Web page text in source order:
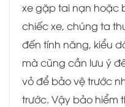
xe gặp tai nạn hoặc
chiếc xe, chúng ta
đến tính năng, kiểu
mà cũng cần lưu ý
vỏ để bảo vệ trước
trước. Vậy bảo hiểm